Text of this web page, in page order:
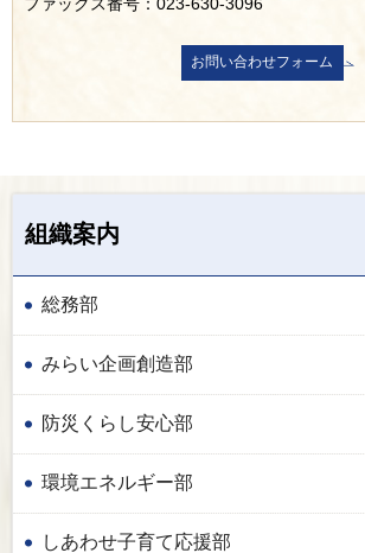
組織案内
総務部
みらい企画創造部
防災くらし安心部
環境エネルギー部
しあわせ子育て応援部